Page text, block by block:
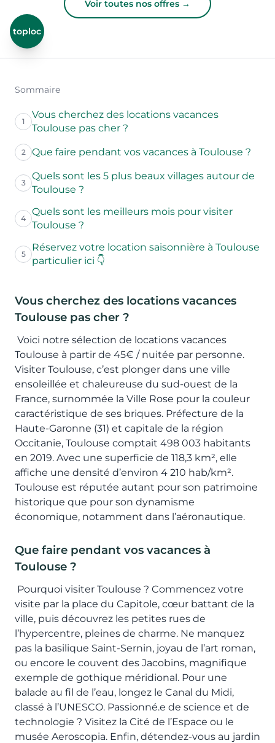
Voir toutes nos offres →
toploc
Sommaire
1
Vous cherchez des locations vacances
Toulouse pas cher ?
2 Que faire pendant vos vacances à Toulouse ?
3
Quels sont les 5 plus beaux villages autour de
Toulouse ?
4
Quels sont les meilleurs mois pour visiter
Toulouse ?
5
Réservez votre location saisonnière à Toulouse
particulier ici 👇
Vous cherchez des locations vacances
Toulouse pas cher ?
Voici notre sélection de locations vacances
Toulouse à partir de 45€ / nuitée par personne.
Visiter Toulouse, c’est plonger dans une ville
ensoleillée et chaleureuse du sud-ouest de la
France, surnommée la Ville Rose pour la couleur
caractéristique de ses briques. Préfecture de la
Haute-Garonne (31) et capitale de la région
Occitanie, Toulouse comptait 498 003 habitants
en 2019. Avec une superficie de 118,3 km², elle
affiche une densité d’environ 4 210 hab/km².
Toulouse est réputée autant pour son patrimoine
historique que pour son dynamisme
économique, notamment dans l’aéronautique.
Que faire pendant vos vacances à
Toulouse ?
Pourquoi visiter Toulouse ? Commencez votre
visite par la place du Capitole, cœur battant de la
ville, puis découvrez les petites rues de
l’hypercentre, pleines de charme. Ne manquez
pas la basilique Saint-Sernin, joyau de l’art roman,
ou encore le couvent des Jacobins, magnifique
exemple de gothique méridional. Pour une
balade au fil de l’eau, longez le Canal du Midi,
classé à l’UNESCO. Passionné.e de science et de
technologie ? Visitez la Cité de l’Espace ou le
musée Aeroscopia. Enfin, détendez-vous au jardin